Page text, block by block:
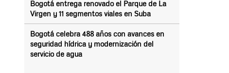
Bogotá entrega renovado el Parque de La
Virgen y 11 segmentos viales en Suba
Bogotá celebra 488 años con avances en
seguridad hídrica y modernización del
servicio de agua